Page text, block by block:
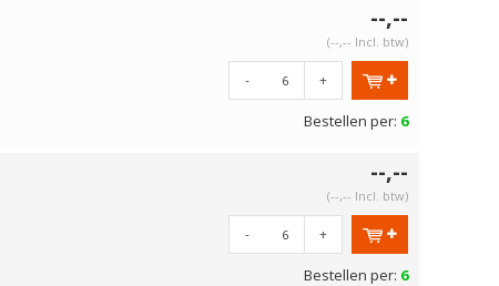
--,--
(--,-- Incl. btw)
- +
Bestellen per: 6
--,--
(--,-- Incl. btw)
- +
Bestellen per: 6